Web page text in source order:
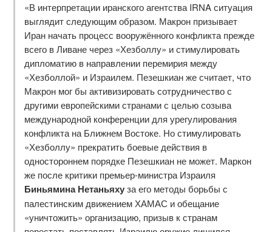
«В интерпретации иранского агентства IRNA ситуация
выглядит следующим образом. Макрон призывает
Иран начать процесс вооружённого конфликта прежде
всего в Ливане через «Хезболлу» и стимулировать
дипломатию в направлении перемирия между
«Хезболлой» и Израилем. Пезешкиан же считает, что
Макрон мог бы активизировать сотрудничество с
другими европейскими странами с целью созыва
международной конференции для урегулирования
конфликта на Ближнем Востоке. Но стимулировать
«Хезболлу» прекратить боевые действия в
одностороннем порядке Пезешкиан не может. Маркон
же после критики премьер-министра Израиля
Биньямина Нетаньяхуза его методы борьбы с
палестинским движением ХАМАС и обещание
«уничтожить» организацию, призыв к странам